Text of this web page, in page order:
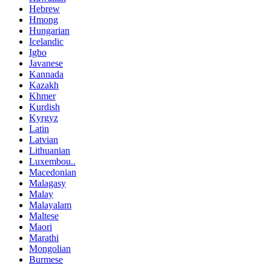
Hebrew
Hmong
Hungarian
Icelandic
Igbo
Javanese
Kannada
Kazakh
Khmer
Kurdish
Kyrgyz
Latin
Latvian
Lithuanian
Luxembou..
Macedonian
Malagasy
Malay
Malayalam
Maltese
Maori
Marathi
Mongolian
Burmese